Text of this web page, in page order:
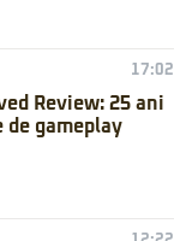
17:02
Review: 25 ani
de gameplay